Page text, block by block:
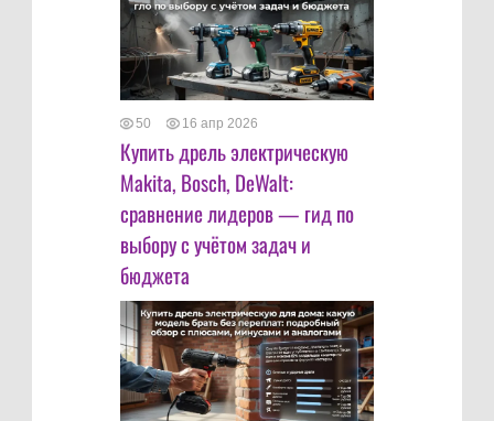
50 16 апр 2026
Купить дрель электрическую
Makita, Bosch, DeWalt:
сравнение лидеров — гид по
выбору с учётом задач и
бюджета